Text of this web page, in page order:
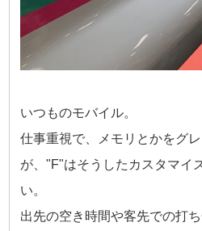
いつものモバイル。
仕事重視で、メモリとかをグ
が、"F"はそうしたカスタマイ
い。
出先の空き時間や客先での打